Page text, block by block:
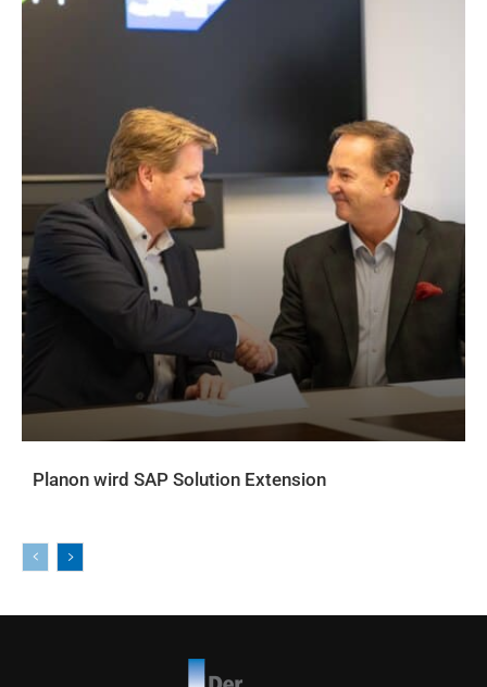
Planon wird SAP Solution Extension